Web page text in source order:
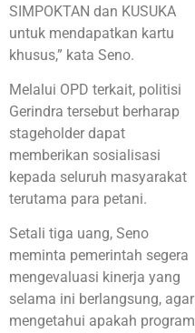
SIMPOKTAN dan KUSUKA
untuk mendapatkan kartu
khusus,” kata Seno.
Melalui OPD terkait, politisi
Gerindra tersebut berharap
stageholder dapat
memberikan sosialisasi
kepada seluruh masyarakat
terutama para petani.
Setali tiga uang, Seno
meminta pemerintah segera
mengevaluasi kinerja yang
selama ini berlangsung, agar
mengetahui apakah program